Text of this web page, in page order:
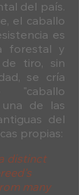
del país.
el caballo
es
forestal y
de tiro, sin
se cría
"caballo
una de las
del
propias:
distinct
many